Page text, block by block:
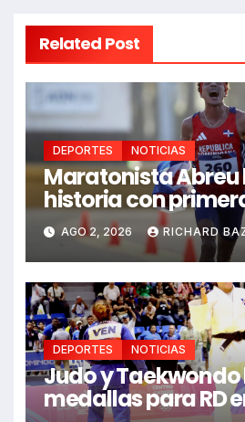
Related Post
DEPORTES NOTICIAS
Maratonista Abreu
historia con
en Juegos Santo
2026
AGO 2, 2026 RICHARD
DEPORTES NOTICIAS
Judo y
medallas para RD